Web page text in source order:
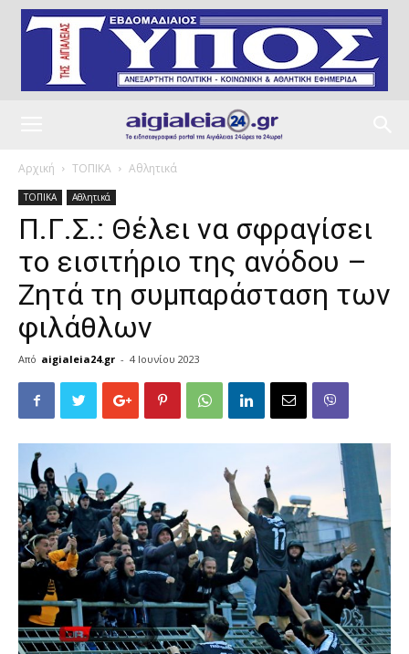
Αρχική ΤΟΠΙΚΑ Αθλητικά
ΤΟΠΙΚΑ Αθλητικά
Π.Γ.Σ.: Θέλει να σφραγίσει
το εισιτήριο της ανόδου –
Ζητά τη συμπαράσταση των
φιλάθλων
Από aigialeia24.gr - 4 Ιουνίου 2023